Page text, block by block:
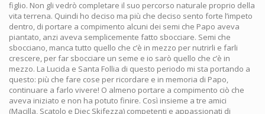
figlio. Non gli vedrò completare il suo percorso naturale proprio della
vita terrena. Quindi ho deciso ma più che deciso sento forte l’impeto
dentro, di portare a compimento alcuni dei semi che Papo aveva
piantato, anzi aveva semplicemente fatto sbocciare. Semi che
sbocciano, manca tutto quello che c’è in mezzo per nutrirli e farli
crescere, per far sbocciare un seme e io sarò quello che c’è in
mezzo. La Lucida e Santa Follia di questo periodo mi sta portando a
questo: più che fare cose per ricordare e in memoria di Papo,
continuare a farlo vivere! O almeno portare a compimento ciò che
aveva iniziato e non ha potuto finire. Così insieme a tre amici
(Macilla, Scatolo e Diec Skifezza) competenti e appassionati di